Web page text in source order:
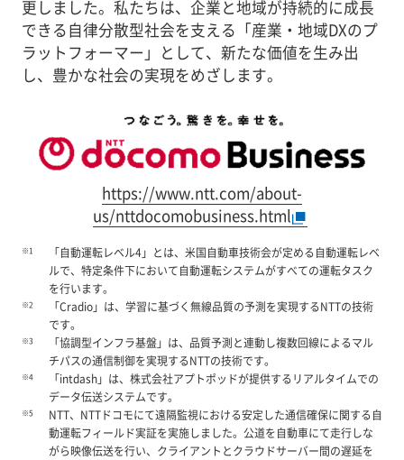
更しました。私たちは、企業と地域が持続的に成長
できる自律分散型社会を支える「産業・地域DXのプ
ラットフォーマー」として、新たな価値を生み出
し、豊かな社会の実現をめざします。
https://www.ntt.com/about-
us/nttdocomobusiness.html
※1
「自動運転レベル4」とは、米国自動車技術会が定める自動運転レベ
ルで、特定条件下において自動運転システムがすべての運転タスク
を行います。
※2
「Cradio」は、学習に基づく無線品質の予測を実現するNTTの技術
です。
※3
「協調型インフラ基盤」は、品質予測と連動し複数回線によるマル
チパスの通信制御を実現するNTTの技術です。
※4
「intdash」は、株式会社アプトポッドが提供するリアルタイムでの
データ伝送システムです。
※5
NTT、NTTドコモにて遠隔監視における安定した通信確保に関する自
動運転フィールド実証を実施しました。公道を自動車にて走行しな
がら映像伝送を行い、クライアントとクラウドサーバー間の遅延を